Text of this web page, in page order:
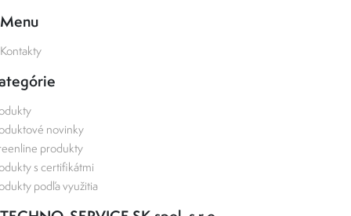
Menu
Kontakty
novinky
produkty
s certifikátmi
podľa využitia